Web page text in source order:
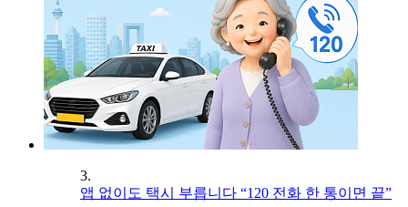
3.
앱 없이도 택시 부릅니다 “120 전화 한 통이면 끝”